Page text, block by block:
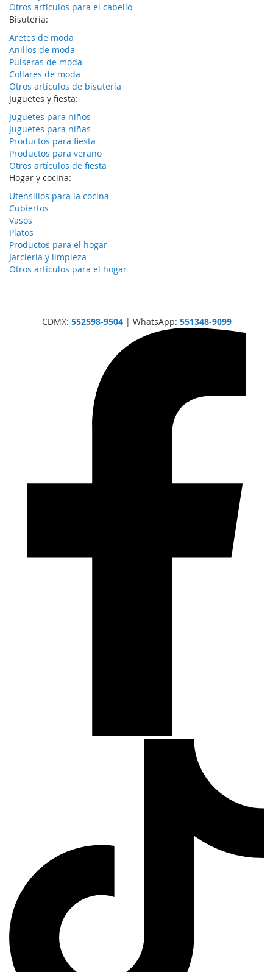
Otros artículos para el cabello
Bisutería:
Aretes de moda
Anillos de moda
Pulseras de moda
Collares de moda
Otros artículos de bisutería
Juguetes y fiesta:
Juguetes para niños
Juguetes para niñas
Productos para fiesta
Productos para verano
Otros artículos de fiesta
Hogar y cocina:
Utensilios para la cocina
Cubiertos
Vasos
Platos
Productos para el hogar
Jarcieria y limpieza
Otros artículos para el hogar
CDMX: 552598-9504| WhatsApp: 551348-9099